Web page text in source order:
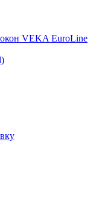
VEKA EuroLine